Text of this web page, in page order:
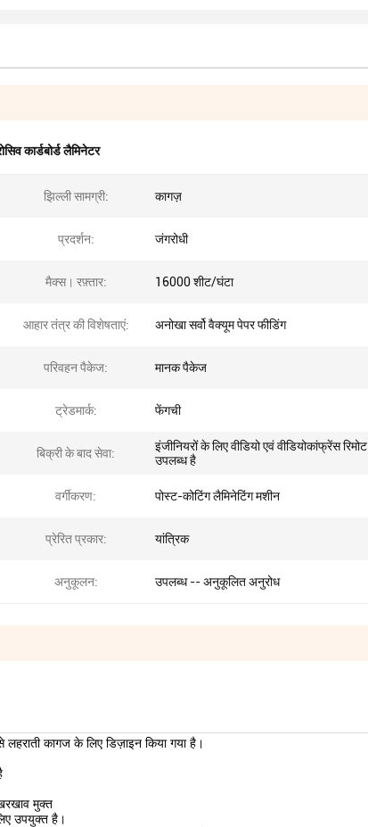
कार्डबोर्ड लैमिनेटर
झिल्ली सामग्री: कागज़
प्रदर्शन: जंगरोधी
मैक्स। रफ़्तार: 16000 शीट/घंटा
आहार तंत्र की विशेषताएं: अनोखा सर्वो वैक्यूम पेपर फीडिंग
परिवहन पैकेज: मानक पैकेज
ट्रेडमार्क: फेंगची
बिक्री के बाद सेवा:
इंजीनियरों के लिए वीडियो एवं वीडियोकांफ्रेंस रिमोट
उपलब्ध है
वर्गीकरण: पोस्ट-कोटिंग लैमिनेटिंग मशीन
प्रेरित प्रकार: यांत्रिक
अनुकूलन: उपलब्ध -- अनुकूलित अनुरोध
कागज के लिए डिज़ाइन किया गया है।
मुक्त
उपयुक्त है।